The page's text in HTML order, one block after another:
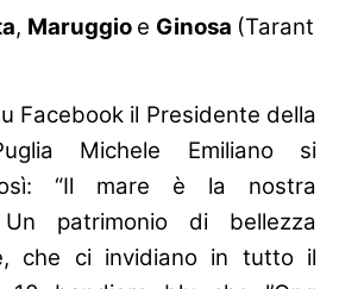
, Maruggio e Ginosa (Tarant
Facebook il Presidente della
Michele Emiliano si
“Il mare è la nostra
Un patrimonio di bellezza
che ci invidiano in tutto il